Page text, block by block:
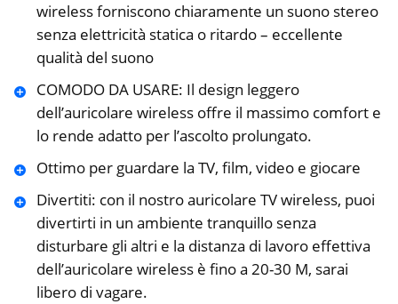
wireless forniscono chiaramente un suono stereo
senza elettricità statica o ritardo – eccellente
qualità del suono
COMODO DA USARE: Il design leggero
dell’auricolare wireless offre il massimo comfort e
lo rende adatto per l’ascolto prolungato.
Ottimo per guardare la TV, film, video e giocare
Divertiti: con il nostro auricolare TV wireless, puoi
divertirti in un ambiente tranquillo senza
disturbare gli altri e la distanza di lavoro effettiva
dell’auricolare wireless è fino a 20-30 M, sarai
libero di vagare.